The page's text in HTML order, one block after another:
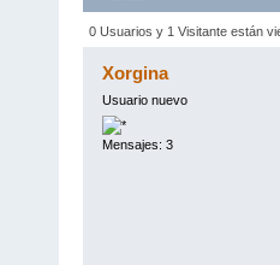
476 veces)
0 Usuarios y 1 Visitante están
Xorgina
Usuario nuevo
Mensajes: 3